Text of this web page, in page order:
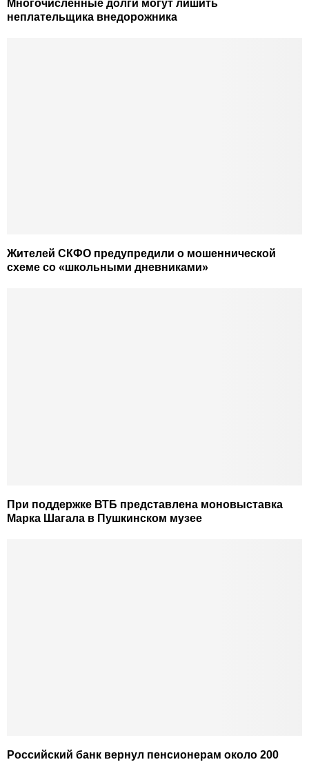
Многочисленные долги могут лишить
неплательщика внедорожника
Жителей СКФО предупредили о мошеннической
схеме со «школьными дневниками»
При поддержке ВТБ представлена моновыставка
Марка Шагала в Пушкинском музее
Российский банк вернул пенсионерам около 200